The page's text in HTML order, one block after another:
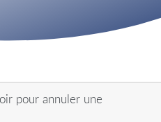
pour annuler une